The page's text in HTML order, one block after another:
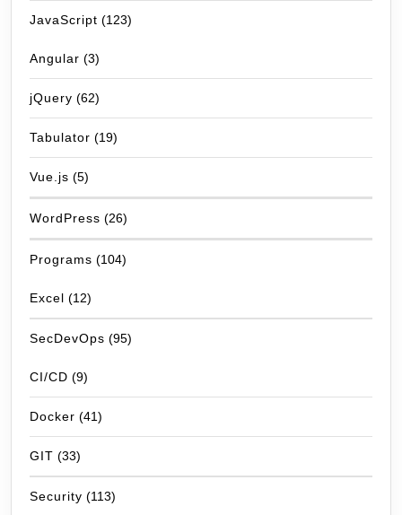
JavaScript (123)
Angular (3)
jQuery (62)
Tabulator (19)
Vue.js (5)
WordPress (26)
Programs (104)
Excel (12)
SecDevOps (95)
CI/CD (9)
Docker (41)
GIT (33)
Security (113)